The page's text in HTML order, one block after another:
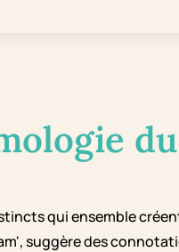
qui ensemble
suggère des